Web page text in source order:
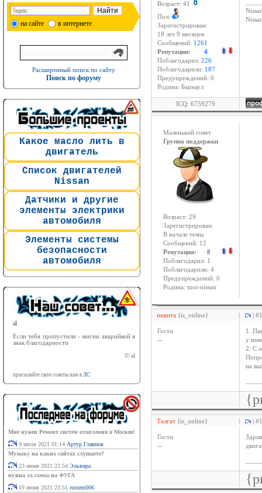
на сайте в интернете
Расширенный поиск по сайту
Поиск по форуму
Какое масло лить в
двигатель
Список двигателей
Nissan
Датчики и другие
элементы электрики
автомобиля
Элементы системы
безопасности
автомобиля
sl
Если тебя пропустили - мигни аварийкой в
знак благодарности
© sl
присылайте свои советы нам в ЛС
Мне нужен Ремонт систем отопления в Москве!
9 июля 2021 01:14 Артур Главнов
Музыку на каких сайтах слушаете?
23 июня 2021 22:54 Эльвира
нужна эл.схема на ФУГА
19 июня 2021 23:51 rustem006
Возраст: 41
Пол:
Зарегистрирован:
18 лет 9 месяцев
Сообщений: 1261
Репутация: 4
Поблагодарил: 226
Поблагодарили: 187
Предупреждений: 0
Родина: Барнаул
ICQ: 6759279
Маленький совет
Группа поддержки
Возраст: 29
Зарегистрирован:
В начале темы
Сообщений: 12
Репутация: 8
Поблагодарил: 1
Поблагодарили: 4
Предупреждений: 0
Родина: moi-nissan
никита {is_online} | |
Гости
--
1.
у
2. С
на
Талгат {is_online} | |
Гости
--